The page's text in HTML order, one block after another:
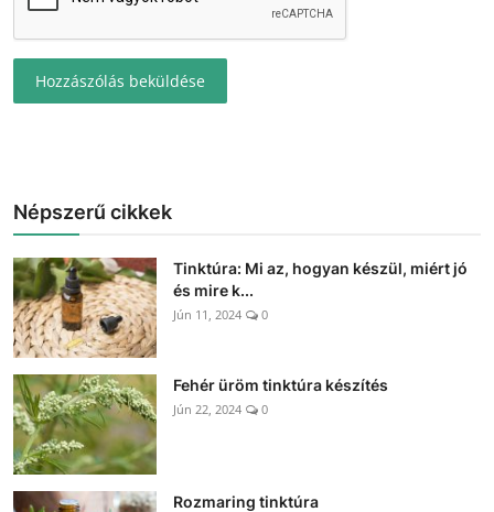
Hozzászólás beküldése
Népszerű cikkek
Tinktúra: Mi az, hogyan készül, miért jó
és mire k...
Jún 11, 2024 0
Fehér üröm tinktúra készítés
Jún 22, 2024 0
Rozmaring tinktúra